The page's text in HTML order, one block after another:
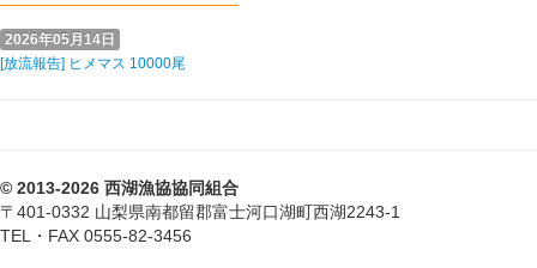
2026年05月14日
[放流報告] ヒメマス 10000尾
© 2013-2026 西湖漁協協同組合
〒401-0332 山梨県南都留郡富士河口湖町西湖2243-1
TEL・FAX 0555-82-3456